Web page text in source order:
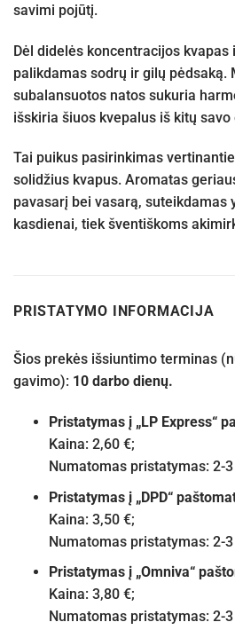
savimi pojūtį.
Dėl didelės koncentracijos kvapas
palikdamas sodrų ir gilų pėdsaką.
subalansuotos natos sukuria
išskiria šiuos kvepalus iš kitų
Tai puikus pasirinkimas
solidžius kvapus. Aromatas
pavasarį bei vasarą, suteikdamas
kasdienai, tiek šventiškoms
PRISTATYMO INFORMACIJA
Šios prekės išsiuntimo terminas
gavimo): 10 darbo dienų.
Pristatymas į „LP Express“
Kaina: 2,60 €;
Numatomas pristatymas: 2-
Pristatymas į „DPD“
Kaina: 3,50 €;
Numatomas pristatymas: 2-
Pristatymas į „Omniva“
Kaina: 3,80 €;
Numatomas pristatymas: 2-